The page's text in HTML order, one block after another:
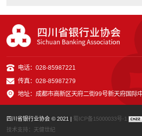
电话：028-85987221
传真：028-85987279
地址：成都市高新区天府二街99号新天府国际
四川省银行业协会 © 2021 | 蜀ICP备15000033号-1
技术支持： 天健世纪